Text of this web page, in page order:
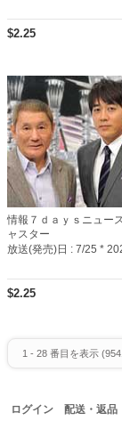
$2.25
情報７ｄａｙｓニュー
ャスター
放送(発売)日 : 7/25 *
$2.25
1 - 28 番目を表示 (
ログイン 配送・返品